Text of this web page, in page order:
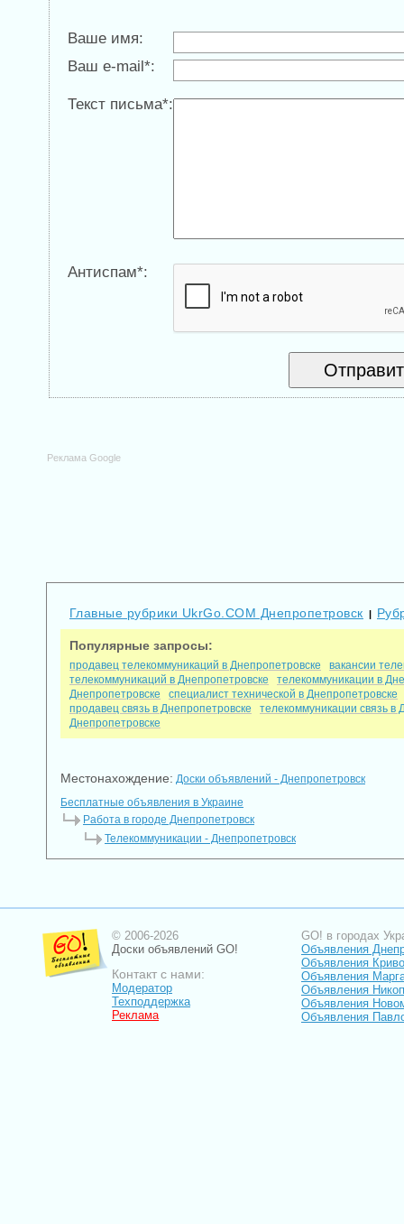
Ваше имя:
Ваш e-mail*:
Текст письма*:
Антиспам*:
Реклама Google
Главные рубрики UkrGo.COM Днепропетровск
Популярные запросы:
продавец телекоммуникаций в Днепропетровске
вакансии
телекоммуникаций в Днепропетровске
телекоммуникации в
Днепропетровске
специалист технической в Днепропетровске
продавец связь в Днепропетровске
телекоммуникации связь в
Днепропетровске
Местонахождение: Доски объявлений - Днепропетровск
Бесплатные объявления в Украине
Работа в городе Днепропетровск
Телекоммуникации - Днепропетровск
© 2006-2026
Доски объявлений GO!
Контакт с нами:
Модератор
Техподдержка
Реклама
GO! в городах
Объявления
Объявления
Объявления
Объявления
Объявления
Объявления